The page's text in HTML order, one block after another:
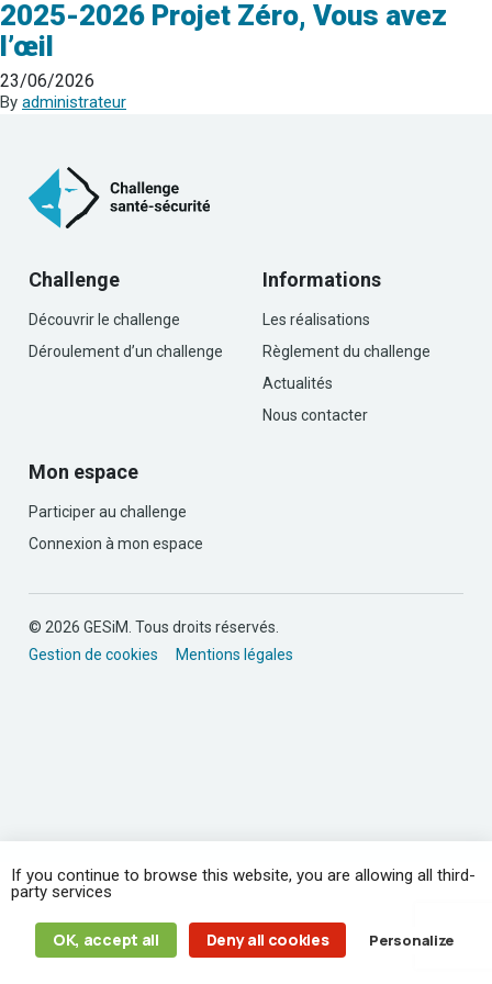
2025-2026 Projet Zéro, Vous avez
l’œil
23/06/2026
By administrateur
Challenge
Découvrir le challenge
Déroulement d’un challenge
Informations
Les réalisations
Règlement du challenge
Actualités
Nous contacter
Mon espace
Participer au challenge
Connexion à mon espace
© 2026 GESiM. Tous droits réservés.
Gestion de cookies
Mentions légales
If you continue to browse this website, you are allowing all third-
party services
OK, accept all Deny all cookies Personalize